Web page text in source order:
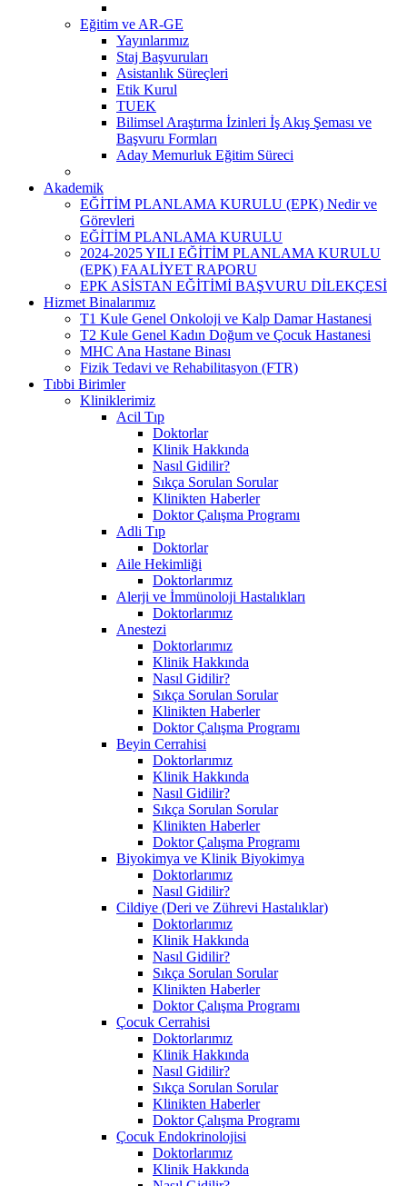
Eğitim ve AR-GE
Yayınlarımız
Staj Başvuruları
Asistanlık Süreçleri
Etik Kurul
TUEK
Bilimsel Araştırma İzinleri İş Akış Şeması ve
Başvuru Formları
Aday Memurluk Eğitim Süreci
Akademik
EĞİTİM PLANLAMA KURULU (EPK) Nedir ve
Görevleri
EĞİTİM PLANLAMA KURULU
2024-2025 YILI EĞİTİM PLANLAMA KURULU
(EPK) FAALİYET RAPORU
EPK ASİSTAN EĞİTİMİ BAŞVURU DİLEKÇESİ
Hizmet Binalarımız
T1 Kule Genel Onkoloji ve Kalp Damar Hastanesi
T2 Kule Genel Kadın Doğum ve Çocuk Hastanesi
MHC Ana Hastane Binası
Fizik Tedavi ve Rehabilitasyon (FTR)
Tıbbi Birimler
Kliniklerimiz
Acil Tıp
Doktorlar
Klinik Hakkında
Nasıl Gidilir?
Sıkça Sorulan Sorular
Klinikten Haberler
Doktor Çalışma Programı
Adli Tıp
Doktorlar
Aile Hekimliği
Doktorlarımız
Alerji ve İmmünoloji Hastalıkları
Doktorlarımız
Anestezi
Doktorlarımız
Klinik Hakkında
Nasıl Gidilir?
Sıkça Sorulan Sorular
Klinikten Haberler
Doktor Çalışma Programı
Beyin Cerrahisi
Doktorlarımız
Klinik Hakkında
Nasıl Gidilir?
Sıkça Sorulan Sorular
Klinikten Haberler
Doktor Çalışma Programı
Biyokimya ve Klinik Biyokimya
Doktorlarımız
Nasıl Gidilir?
Cildiye (Deri ve Zührevi Hastalıklar)
Doktorlarımız
Klinik Hakkında
Nasıl Gidilir?
Sıkça Sorulan Sorular
Klinikten Haberler
Doktor Çalışma Programı
Çocuk Cerrahisi
Doktorlarımız
Klinik Hakkında
Nasıl Gidilir?
Sıkça Sorulan Sorular
Klinikten Haberler
Doktor Çalışma Programı
Çocuk Endokrinolojisi
Doktorlarımız
Klinik Hakkında